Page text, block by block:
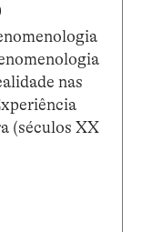
nas
(séculos XX